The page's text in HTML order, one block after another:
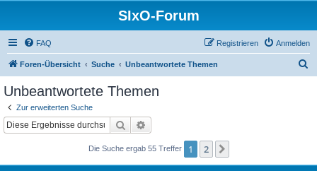
SIxO-Forum
FAQ Anmelden
Registrieren
Foren-Übersicht Suche Unbeantwortete Themen
Unbeantwortete Themen
Zur erweiterten Suche
Suche
Die Suche ergab 55 Treffer 1 2